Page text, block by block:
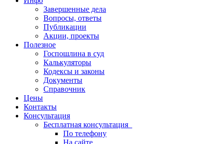
Завершенные дела
Вопросы, ответы
Публикации
Акции, проекты
Полезное
Госпошлина в суд
Калькуляторы
Кодексы и законы
Документы
Справочник
Цены
Контакты
Консультация
Бесплатная консультация
По телефону
На сайте